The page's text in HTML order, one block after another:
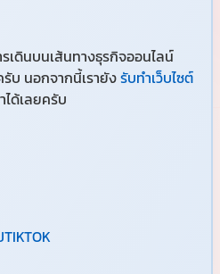
เดินบนเส้นทางธุรกิจออนไลน์
รับ นอกจากนี้เรายังรับทำเว็บไซต์
ด้เลยครับ